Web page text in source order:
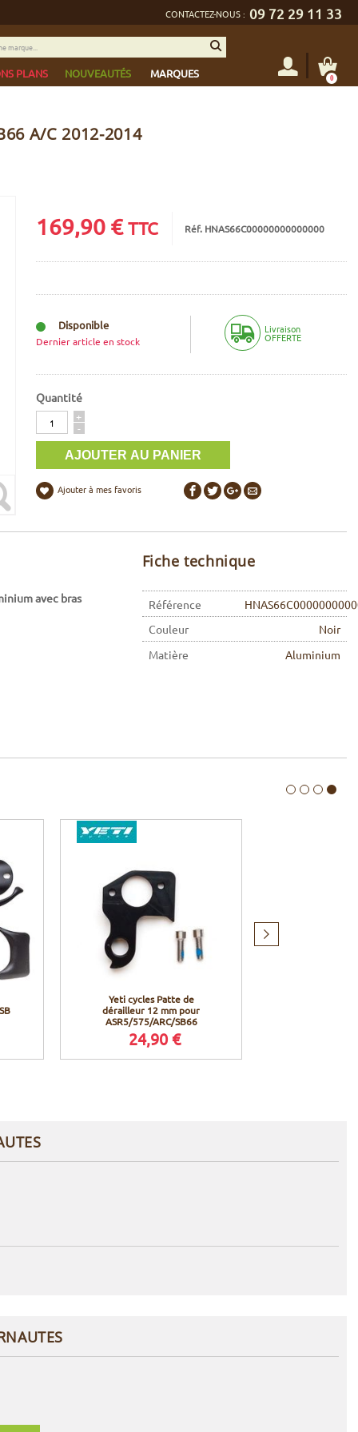
CONTACTEZ-NOUS : 09 72 29 11 33
PLANS NOUVEAUTÉS MARQUES 0
A/C 2012-2014
169,90€ TTC Réf. HNAS66C00000000000000
Disponible
Dernier article en stock
Livraison
OFFERTE
Quantité
Quantité
+
-
Ajouter à mes favoris
avec bras
Fiche technique
Référence
Couleur
Noir
Matière
Aluminium
Yeti cycles Patte de
dérailleur 12 mm pour
ASR5/575/ARC/SB66
24,90 €
suivant